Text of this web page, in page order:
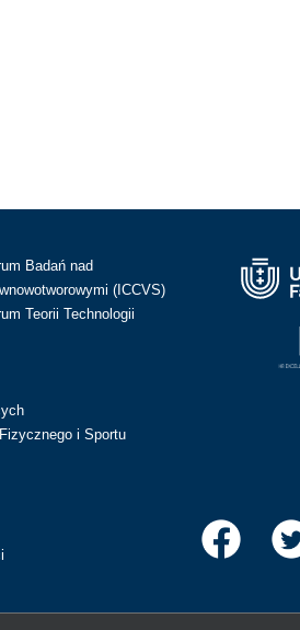
Badań nad
(ICCVS)
Teorii Technologii
i Sportu